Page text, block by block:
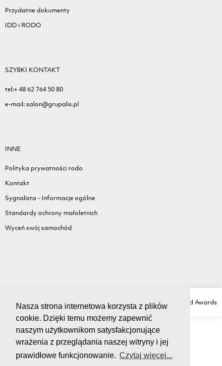
Nasza strona internetowa korzysta z plików
cookie. Dzięki temu możemy zapewnić
naszym użytkownikom satysfakcjonujące
wrażenia z przeglądania naszej witryny i jej
prawidłowe funkcjonowanie. Czytaj więcej...
Przydatne dokumenty
IDD i RODO
SZYBKI KONTAKT
tel:+ 48 62 764 50 80
e-mail: salon@grupalis.pl
INNE
Polityka prywatności rodo
Kontakt
Sygnalista - Informacje ogólne
Standardy ochrony małoletnich
Wyceń swój samochód
Copyright Ⓒ GRUPA LIS Created with love by Ad Awards